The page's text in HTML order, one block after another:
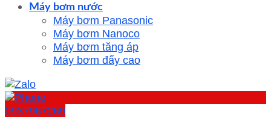
Máy bơm nước
Máy bơm Panasonic
Máy bơm Nanoco
Máy bơm tăng áp
Máy bơm đẩy cao
0937967269